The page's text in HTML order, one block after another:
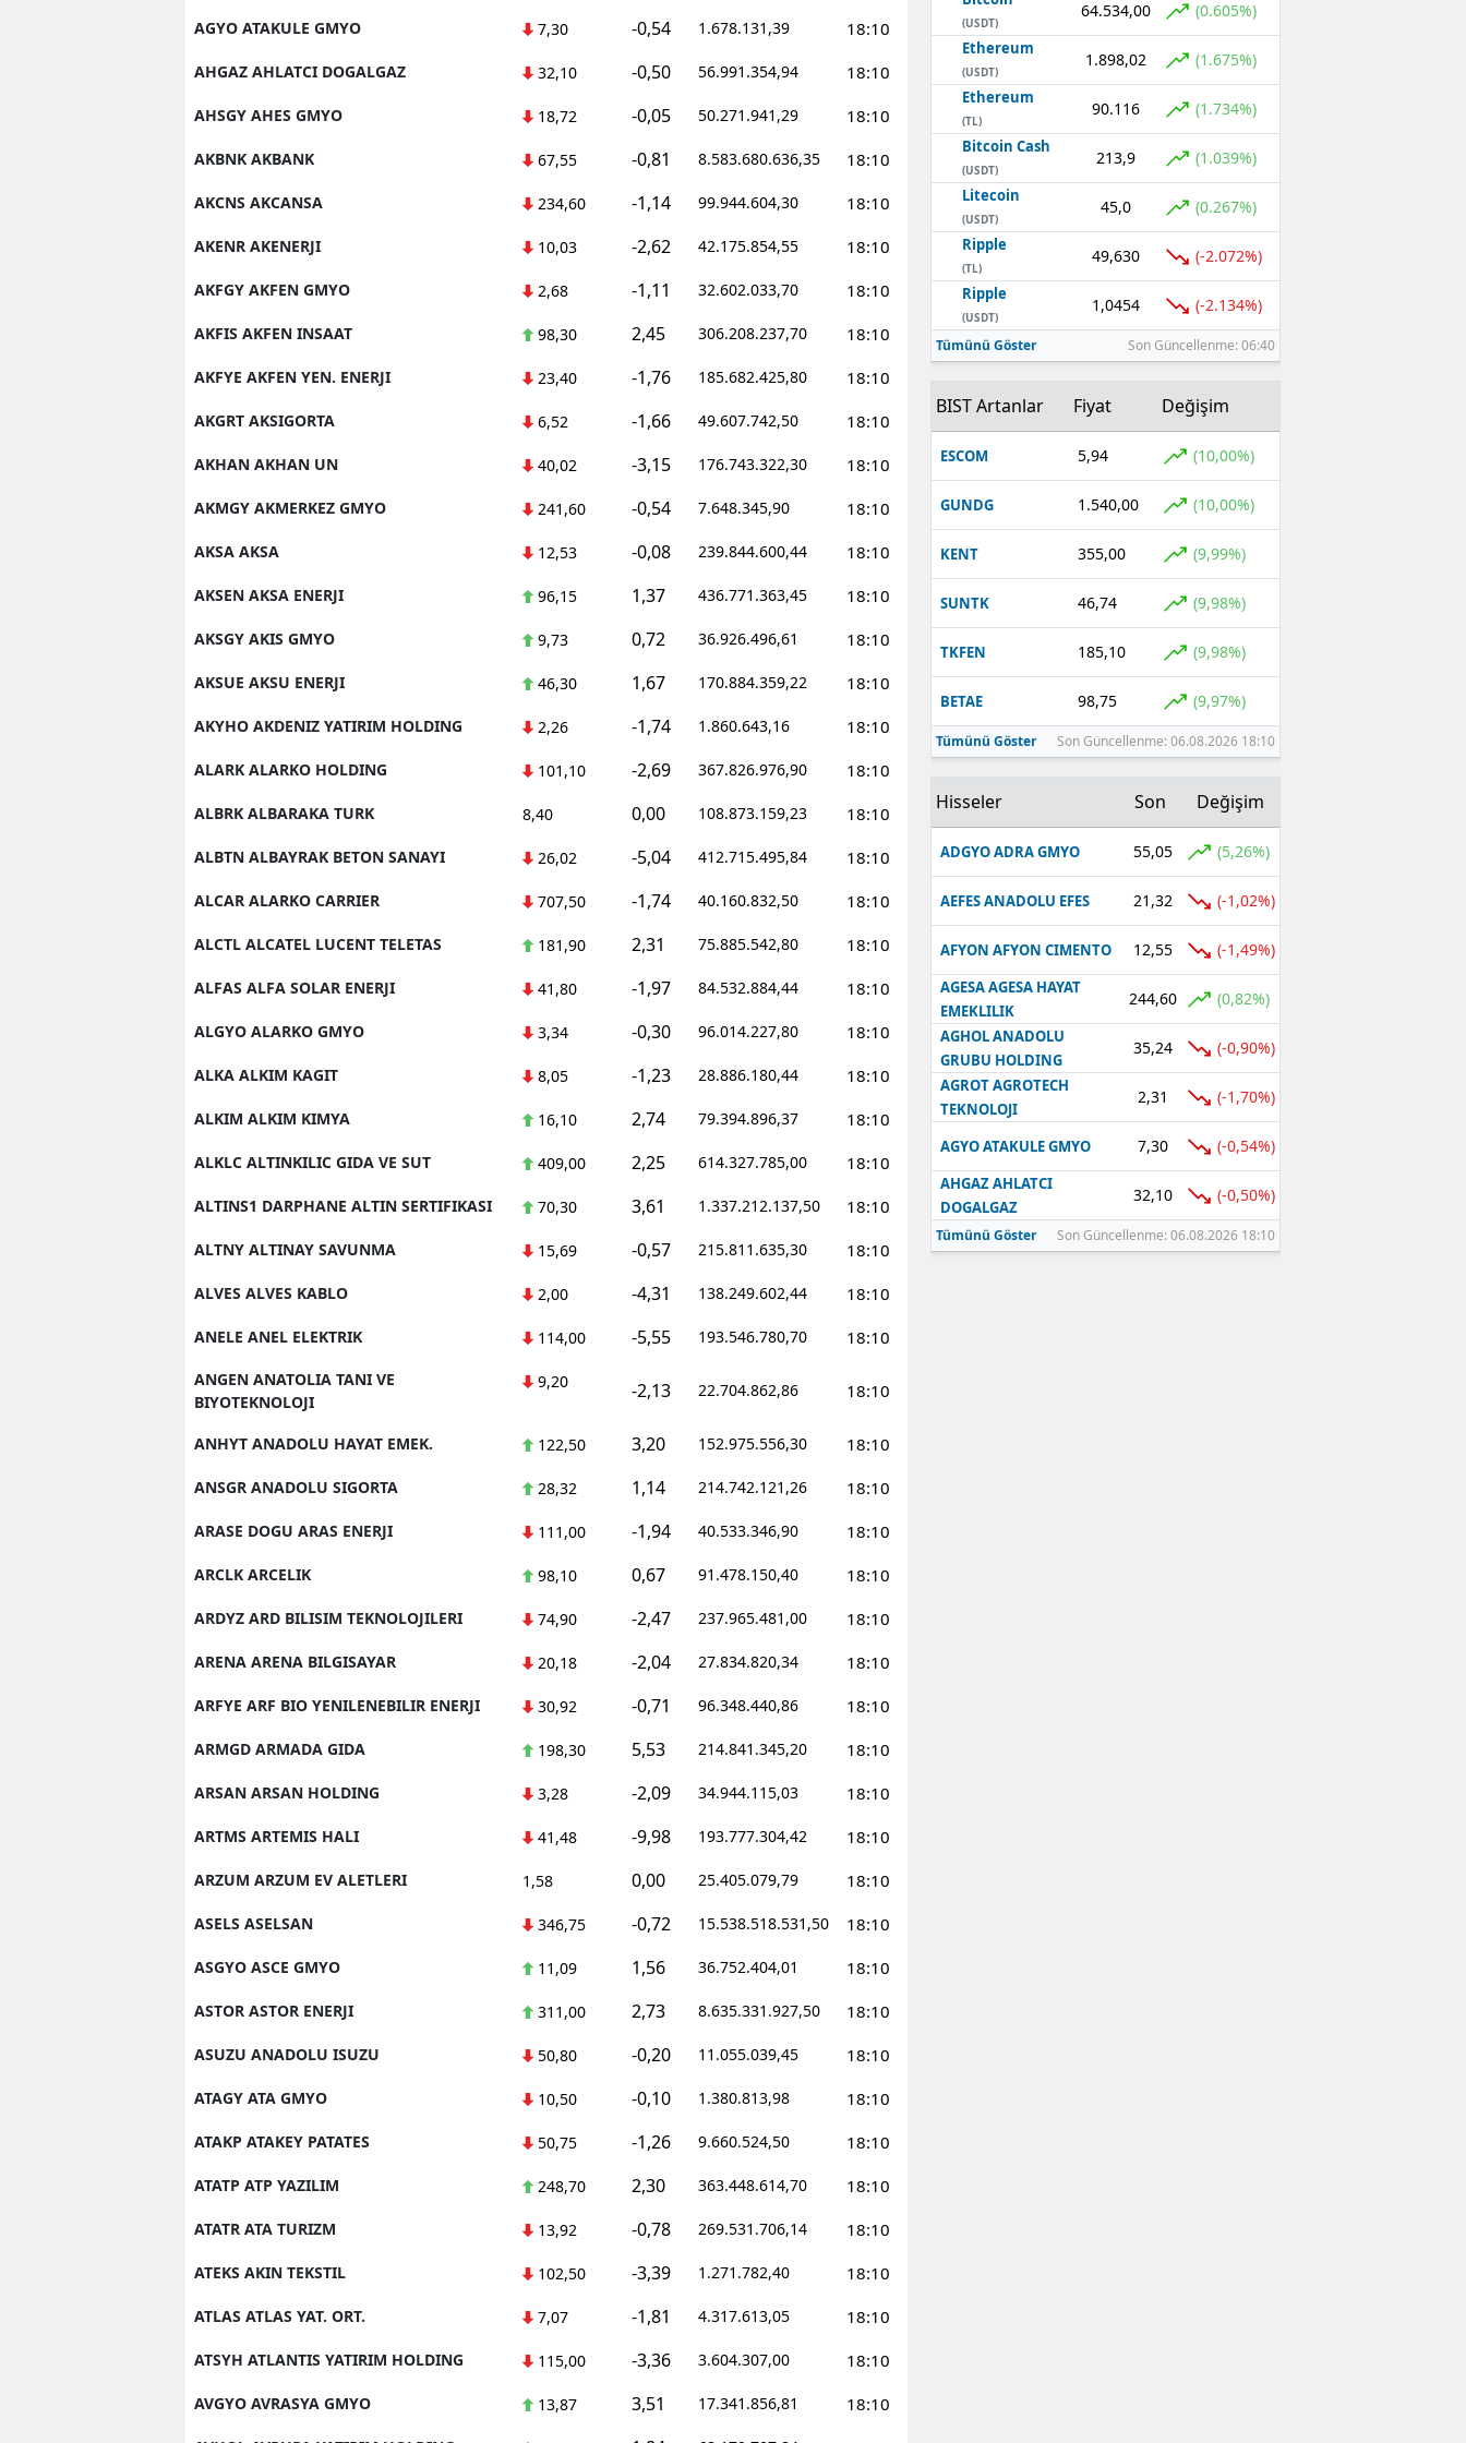
AGYO ATAKULE GMYO 7,30 -0,54 1.678.131,39 18:10
AHGAZ AHLATCI DOGALGAZ 32,10 -0,50 56.991.354,94 18:10
AHSGY AHES GMYO 18,72 -0,05 50.271.941,29 18:10
AKBNK AKBANK 67,55 -0,81 8.583.680.636,35 18:10
AKCNS AKCANSA 234,60 -1,14 99.944.604,30 18:10
AKENR AKENERJI 10,03 -2,62 42.175.854,55 18:10
AKFGY AKFEN GMYO 2,68 -1,11 32.602.033,70 18:10
AKFIS AKFEN INSAAT 98,30 2,45 306.208.237,70 18:10
AKFYE AKFEN YEN. ENERJI 23,40 -1,76 185.682.425,80 18:10
AKGRT AKSIGORTA 6,52 -1,66 49.607.742,50 18:10
AKHAN AKHAN UN 40,02 -3,15 176.743.322,30 18:10
AKMGY AKMERKEZ GMYO 241,60 -0,54 7.648.345,90 18:10
AKSA AKSA 12,53 -0,08 239.844.600,44 18:10
AKSEN AKSA ENERJI 96,15 1,37 436.771.363,45 18:10
AKSGY AKIS GMYO 9,73 0,72 36.926.496,61 18:10
AKSUE AKSU ENERJI 46,30 1,67 170.884.359,22 18:10
AKYHO AKDENIZ YATIRIM HOLDING 2,26 -1,74 1.860.643,16 18:10
ALARK ALARKO HOLDING 101,10 -2,69 367.826.976,90 18:10
ALBRK ALBARAKA TURK 8,40 0,00 108.873.159,23 18:10
ALBTN ALBAYRAK BETON SANAYI 26,02 -5,04 412.715.495,84 18:10
ALCAR ALARKO CARRIER 707,50 -1,74 40.160.832,50 18:10
ALCTL ALCATEL LUCENT TELETAS 181,90 2,31 75.885.542,80 18:10
ALFAS ALFA SOLAR ENERJI 41,80 -1,97 84.532.884,44 18:10
ALGYO ALARKO GMYO 3,34 -0,30 96.014.227,80 18:10
ALKA ALKIM KAGIT 8,05 -1,23 28.886.180,44 18:10
ALKIM ALKIM KIMYA 16,10 2,74 79.394.896,37 18:10
ALKLC ALTINKILIC GIDA VE SUT 409,00 2,25 614.327.785,00 18:10
ALTINS1 DARPHANE ALTIN SERTIFIKASI 70,30 3,61 1.337.212.137,50 18:10
ALTNY ALTINAY SAVUNMA 15,69 -0,57 215.811.635,30 18:10
ALVES ALVES KABLO 2,00 -4,31 138.249.602,44 18:10
ANELE ANEL ELEKTRIK 114,00 -5,55 193.546.780,70 18:10
ANGEN ANATOLIA TANI VE
BIYOTEKNOLOJI
9,20 -2,13 22.704.862,86 18:10
ANHYT ANADOLU HAYAT EMEK. 122,50 3,20 152.975.556,30 18:10
ANSGR ANADOLU SIGORTA 28,32 1,14 214.742.121,26 18:10
ARASE DOGU ARAS ENERJI 111,00 -1,94 40.533.346,90 18:10
ARCLK ARCELIK 98,10 0,67 91.478.150,40 18:10
ARDYZ ARD BILISIM TEKNOLOJILERI 74,90 -2,47 237.965.481,00 18:10
ARENA ARENA BILGISAYAR 20,18 -2,04 27.834.820,34 18:10
ARFYE ARF BIO YENILENEBILIR ENERJI 30,92 -0,71 96.348.440,86 18:10
ARMGD ARMADA GIDA 198,30 5,53 214.841.345,20 18:10
ARSAN ARSAN HOLDING 3,28 -2,09 34.944.115,03 18:10
ARTMS ARTEMIS HALI 41,48 -9,98 193.777.304,42 18:10
ARZUM ARZUM EV ALETLERI 1,58 0,00 25.405.079,79 18:10
ASELS ASELSAN 346,75 -0,72 15.538.518.531,50 18:10
ASGYO ASCE GMYO 11,09 1,56 36.752.404,01 18:10
ASTOR ASTOR ENERJI 311,00 2,73 8.635.331.927,50 18:10
ASUZU ANADOLU ISUZU 50,80 -0,20 11.055.039,45 18:10
ATAGY ATA GMYO 10,50 -0,10 1.380.813,98 18:10
ATAKP ATAKEY PATATES 50,75 -1,26 9.660.524,50 18:10
ATATP ATP YAZILIM 248,70 2,30 363.448.614,70 18:10
ATATR ATA TURIZM 13,92 -0,78 269.531.706,14 18:10
ATEKS AKIN TEKSTIL 102,50 -3,39 1.271.782,40 18:10
ATLAS ATLAS YAT. ORT. 7,07 -1,81 4.317.613,05 18:10
ATSYH ATLANTIS YATIRIM HOLDING 115,00 -3,36 3.604.307,00 18:10
AVGYO AVRASYA GMYO 13,87 3,51 17.341.856,81 18:10
(USDT)
64.534,00 (0.605%)
Ethereum
(USDT)
1.898,02 (1.675%)
Ethereum
(TL)
90.116 (1.734%)
Bitcoin Cash
(USDT)
213,9 (1.039%)
Litecoin
(USDT)
45,0 (0.267%)
Ripple
(TL)
49,630 (-2.072%)
Ripple
(USDT)
1,0454 (-2.134%)
Tümünü Göster Son Güncellenme: 06:40
BIST Artanlar Fiyat Değişim
ESCOM 5,94 (10,00%)
GUNDG 1.540,00 (10,00%)
KENT 355,00 (9,99%)
SUNTK 46,74 (9,98%)
TKFEN 185,10 (9,98%)
BETAE 98,75 (9,97%)
Tümünü Göster Son Güncellenme: 06.08.2026 18:10
Hisseler Son Değişim
ADGYO ADRA GMYO 55,05 (5,26%)
AEFES ANADOLU EFES 21,32 (-1,02%)
AFYON AFYON CIMENTO 12,55 (-1,49%)
AGESA AGESA HAYAT
EMEKLILIK
244,60 (0,82%)
AGHOL ANADOLU
GRUBU HOLDING
35,24 (-0,90%)
AGROT AGROTECH
TEKNOLOJI
2,31 (-1,70%)
AGYO ATAKULE GMYO 7,30 (-0,54%)
AHGAZ AHLATCI
DOGALGAZ
32,10 (-0,50%)
Tümünü Göster Son Güncellenme: 06.08.2026 18:10